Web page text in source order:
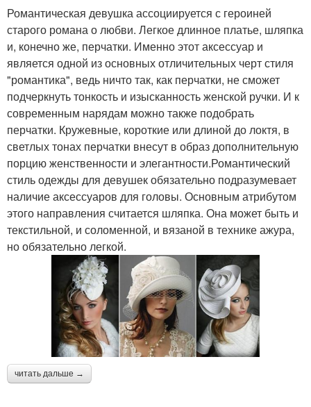
Романтическая девушка ассоциируется с героиней
старого романа о любви. Легкое длинное платье, шляпка
и, конечно же, перчатки. Именно этот аксессуар и
является одной из основных отличительных черт стиля
"романтика", ведь ничто так, как перчатки, не сможет
подчеркнуть тонкость и изысканность женской ручки. И к
современным нарядам можно также подобрать
перчатки. Кружевные, короткие или длиной до локтя, в
светлых тонах перчатки внесут в образ дополнительную
порцию женственности и элегантности.Романтический
стиль одежды для девушек обязательно подразумевает
наличие аксессуаров для головы. Основным атрибутом
этого направления считается шляпка. Она может быть и
текстильной, и соломенной, и вязаной в технике ажура,
но обязательно легкой.
читать дальше →